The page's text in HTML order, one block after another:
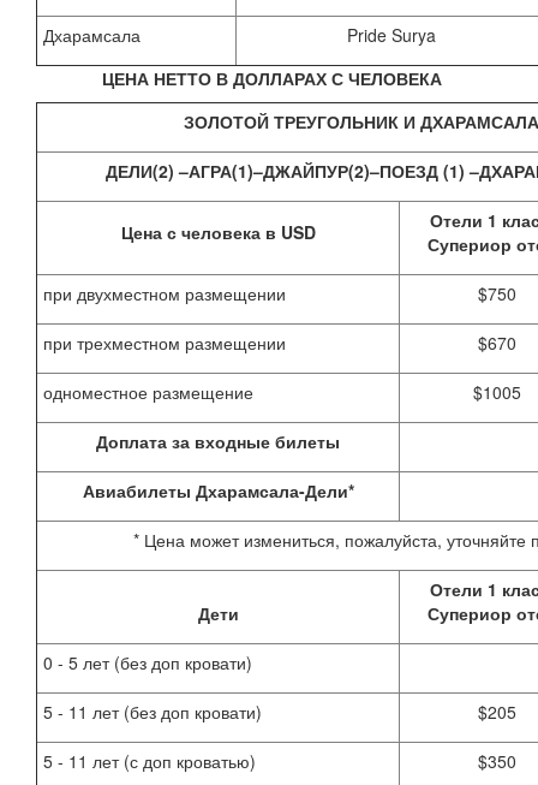
Дхарамсала
Pride Surya
ЦЕНА НЕТТО В ДОЛЛАРАХ С ЧЕЛОВЕКА
ЗОЛОТОЙ ТРЕУГОЛЬНИК И
ДЕЛИ(2) –АГРА(1)–ДЖАЙПУР(2)–ПОЕЗД (1)
Цена с человека в USD
Отели 1
Супериор
при двухместном размещении $750
при трехместном размещении $670
одноместное размещение $1005
Доплата за входные билеты
Авиабилеты Дхарамсала-Дели*
* Цена может измениться, пожалуйста, уточняйте
Дети
Отели 1
Супериор
0 - 5 лет (без доп кровати)
5 - 11 лет (без доп кровати) $205
5 - 11 лет (с доп кроватью)
$350